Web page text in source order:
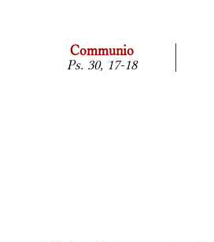
Communio
Ps. 30, 17-18